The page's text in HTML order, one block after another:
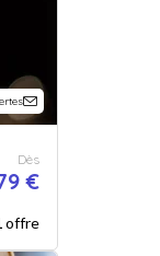
Dès
€
offre